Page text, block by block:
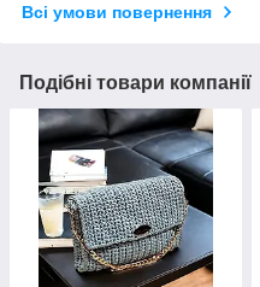
Всі умови повернення
Подібні товари компанії